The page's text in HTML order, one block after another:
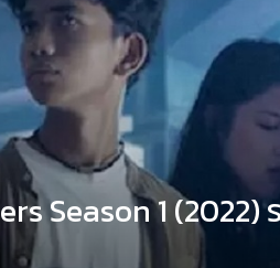
Season 1 (2022)